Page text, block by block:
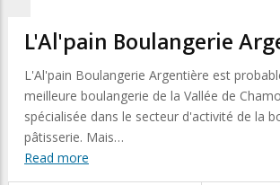
L'Al'pain Boulangerie
L'Al'pain Boulangerie Argentière est
meilleure boulangerie de la Vallée de
spécialisée dans le secteur d'activité de la
pâtisserie. Mais…
Read more